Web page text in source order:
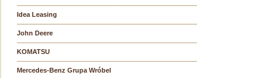
Idea Leasing
John Deere
KOMATSU
Mercedes-Benz Grupa Wróbel